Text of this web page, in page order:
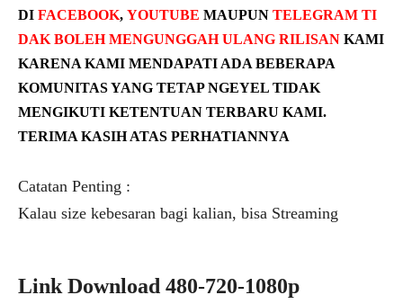
DI FACEBOOK, YOUTUBE MAUPUN TELEGRAM TI
DAK BOLEH MENGUNGGAH ULANG RILISAN KAMI
KARENA KAMI MENDAPATI ADA BEBERAPA
KOMUNITAS YANG TETAP NGEYEL TIDAK
MENGIKUTI KETENTUAN TERBARU KAMI.
TERIMA KASIH ATAS PERHATIANNYA
Catatan Penting :
Kalau size kebesaran bagi kalian, bisa Streaming
Link Download 480-720-1080p